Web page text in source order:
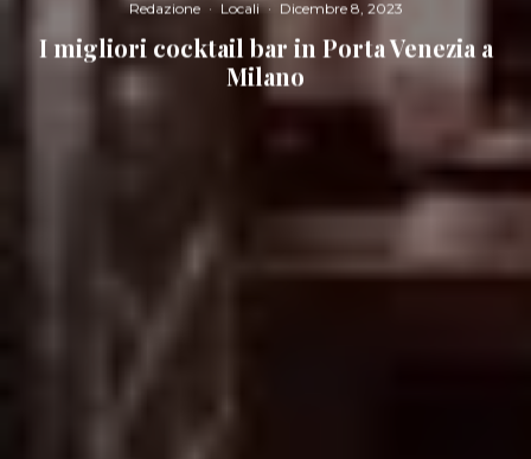
Redazione · Locali · Dicembre 8, 2023
I migliori cocktail bar in Porta Venezia a
Milano